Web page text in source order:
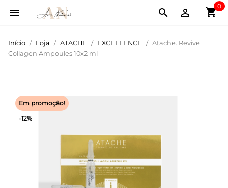
 shopping_cart
0


Início Loja ATACHE EXCELLENCE
Atache. Revive
Collagen Ampoules 10x2 ml
Em promoção!
-12%